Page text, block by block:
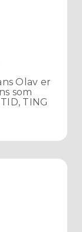
Olav er
som
TING